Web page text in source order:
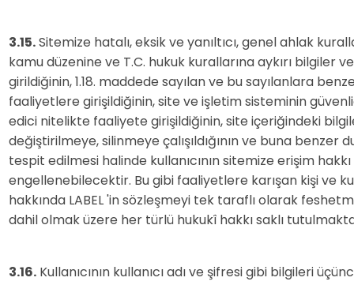
3.15.Sitemize hatalı, eksik ve yanıltıcı, genel ahlak
kamu düzenine ve T.C. hukuk kurallarına aykırı bilgiler
girildiğinin, 1.18. maddede sayılan ve bu sayılanlara
faaliyetlere girişildiğinin, site ve işletim sisteminin
edici nitelikte faaliyete girişildiğinin, site içeriğindeki
değiştirilmeye, silinmeye çalışıldığının ve buna benzer
tespit edilmesi halinde kullanıcının sitemize erişim hakkı
engellenebilecektir. Bu gibi faaliyetlere karışan kişi ve
hakkında LABEL 'in sözleşmeyi tek taraflı olarak
dahil olmak üzere her türlü hukukî hakkı saklı
3.16. Kullanıcının kullanıcı adı ve şifresi gibi bilgileri